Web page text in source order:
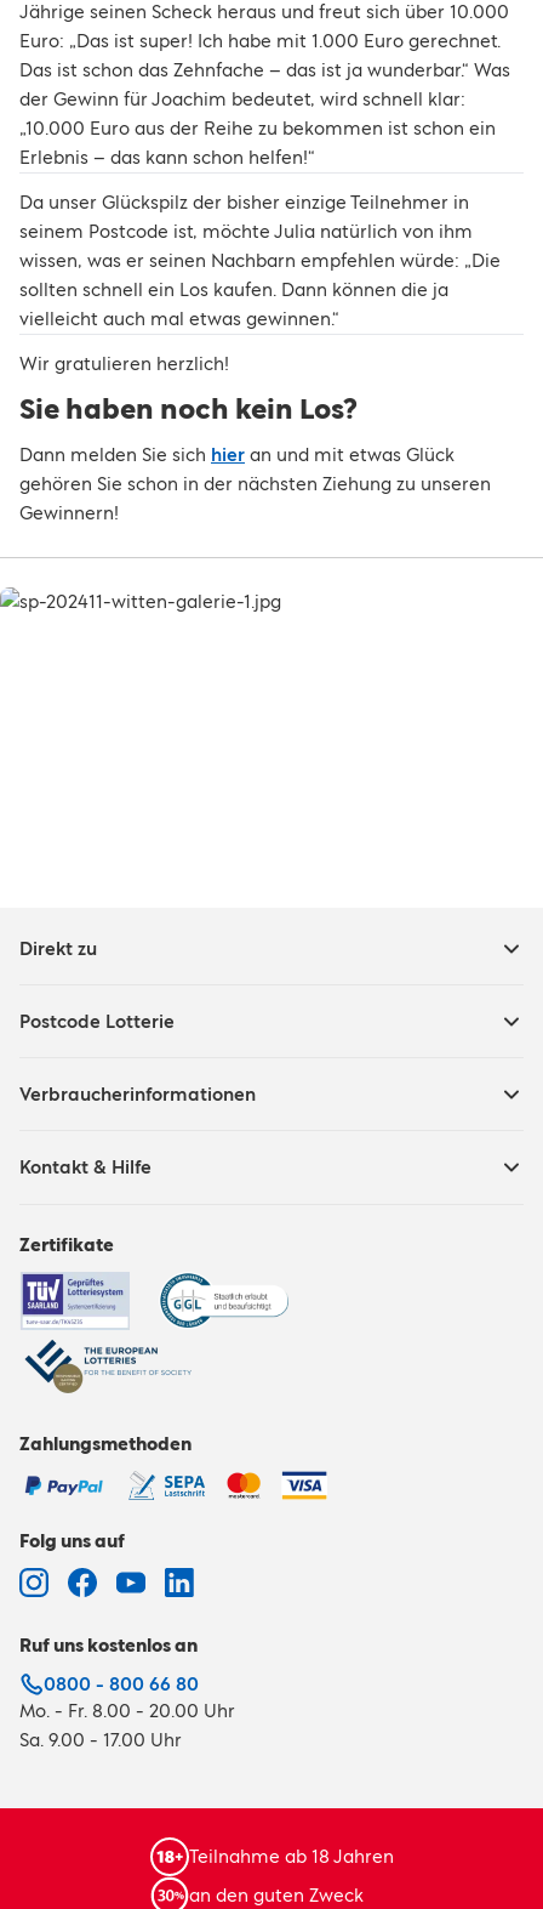
Jährige seinen Scheck heraus und freut sich über 10.000
Euro: „Das ist super! Ich habe mit 1.000 Euro gerechnet.
Das ist schon das Zehnfache – das ist ja wunderbar.“ Was
der Gewinn für Joachim bedeutet, wird schnell klar:
„10.000 Euro aus der Reihe zu bekommen ist schon ein
Erlebnis – das kann schon helfen!“
Da unser Glückspilz der bisher einzige Teilnehmer in
seinem Postcode ist, möchte Julia natürlich von ihm
wissen, was er seinen Nachbarn empfehlen würde: „Die
sollten schnell ein Los kaufen. Dann können die ja
vielleicht auch mal etwas gewinnen.“
Wir gratulieren herzlich!
Sie haben noch kein Los?
Dann melden Sie sich hier an und mit etwas Glück
gehören Sie schon in der nächsten Ziehung zu unseren
Gewinnern!
Direkt zu
Postcode Lotterie
Verbraucherinformationen
Kontakt & Hilfe
Zertifikate
Zahlungsmethoden
Folg uns auf
Ruf uns kostenlos an
0800 - 800 66 80
Mo. - Fr. 8.00 - 20.00 Uhr
Sa. 9.00 - 17.00 Uhr
Teilnahme ab 18 Jahren
an den guten Zweck